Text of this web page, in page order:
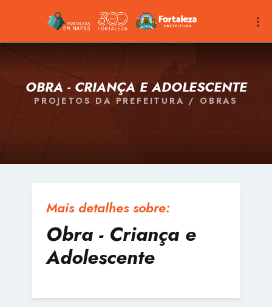
OBRA - CRIANÇA E ADOLESCENTE
PROJETOS DA PREFEITURA / OBRAS
Mais detalhes sobre:
Obra - Criança e
Adolescente